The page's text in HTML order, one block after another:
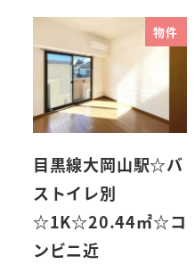
物件
目黒線大岡山駅☆バ
ストイレ別
☆1K☆20.44㎡☆コ
ンビニ近